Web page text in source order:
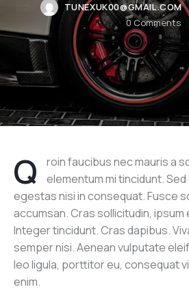
TUNEXUK00@GMAIL.COM
0 Comments
Q
roin faucibus nec mauris a
elementum mi tincidunt.
egestas nisi in consequat. Fusce
accumsan. Cras sollicitudin, ipsum
Integer tincidunt. Cras dapibus.
semper nisi. Aenean vulputate
leo ligula, porttitor eu, consequat
enim.